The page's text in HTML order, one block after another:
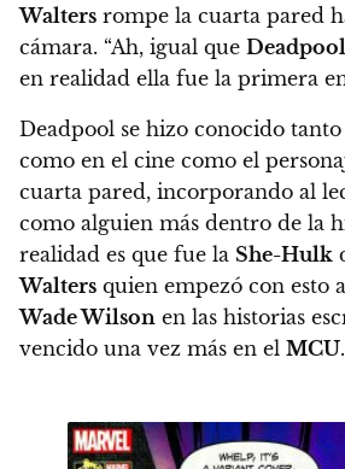
Walters rompe la cuarta pared
cámara. “Ah, igual que Deadpool
en realidad ella fue la primera
Deadpool se hizo conocido
como en el cine como el
cuarta pared, incorporando al
como alguien más dentro de la
realidad es que fue la She-Hulk
Walters quien empezó con esto
Wade Wilson en las historias
vencido una vez más en el MCU.